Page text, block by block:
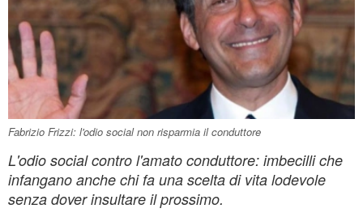
Fabrizio Frizzi: l'odio social non risparmia il conduttore
L'odio social contro l'amato conduttore: imbecilli che
infangano anche chi fa una scelta di vita lodevole
senza dover insultare il prossimo.